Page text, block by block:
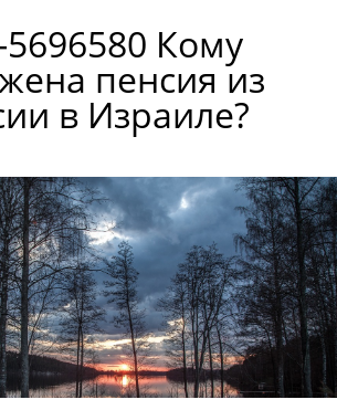
5696580 Кому
пенсия из
в Израиле?